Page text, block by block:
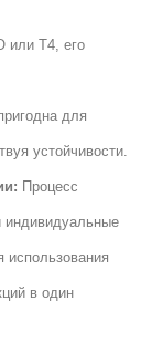
или T4, его
для
устойчивости.
Процесс
индивидуальные
использования
в один